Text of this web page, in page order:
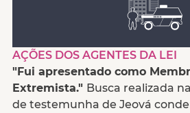
AÇÕES DOS AGENTES DA LEI
"Fui apresentado como
Extremista." Busca realizada
de testemunha de Jeová